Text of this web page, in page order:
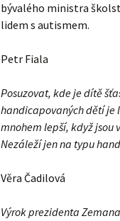
bývalého ministra
lidem s autismem.
Petr Fiala
Posuzovat, kde je dítě
handicapovaných dětí je
mnohem lepší, když jsou
Nezáleží jen na typu
Věra Čadilová
Výrok prezidenta